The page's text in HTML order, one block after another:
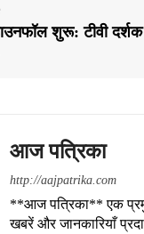
शुरू: टीवी
आज पत्रिका
http://aajpatrika.com
**आज पत्रिका** एक
खबरें और जानकारियाँ